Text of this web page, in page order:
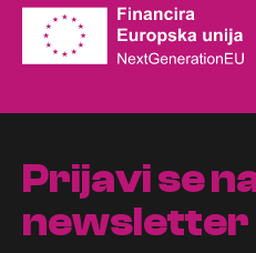
Prijavi se
newsletter